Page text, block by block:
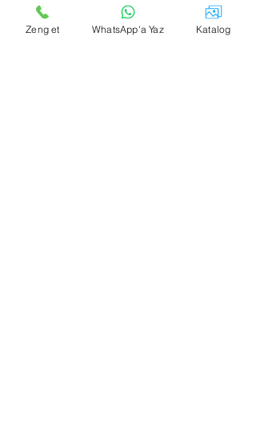
Ev Təsviri:
Zeng et WhatsApp'a Yaz Katalog